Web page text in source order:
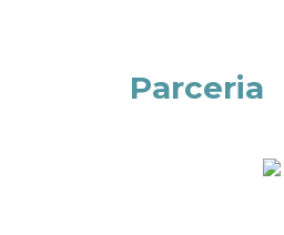
Parceria